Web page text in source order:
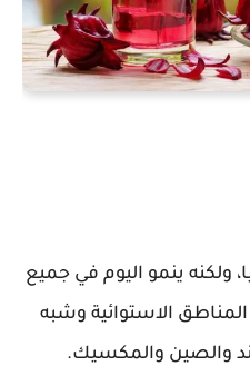
ولكنه ينمو اليوم في جميع
الاستوائية وشبه
والصين والمكسيك.